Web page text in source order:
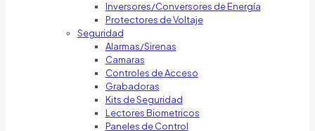
Inversores/Conversores de Energía
Protectores de Voltaje
Seguridad
Alarmas/Sirenas
Camaras
Controles de Acceso
Grabadoras
Kits de Seguridad
Lectores Biometricos
Paneles de Control